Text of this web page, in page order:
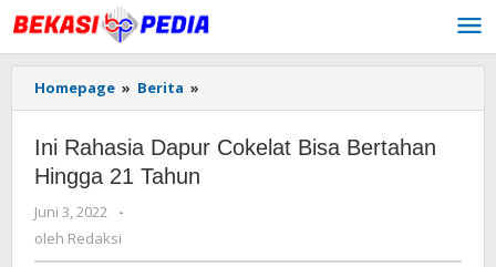
Lewati
ke
konten
Homepage » Berita »
Rahasia
Cokelat
Tahun
Ini Rahasia Dapur Cokelat Bisa Bertahan
Hingga 21 Tahun
Juni 3, 2022
oleh
Redaksi
-
oleh Redaksi